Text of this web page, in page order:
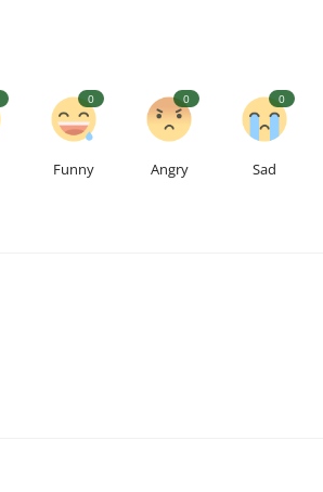
Funny
0
Angry
0
Sad
0